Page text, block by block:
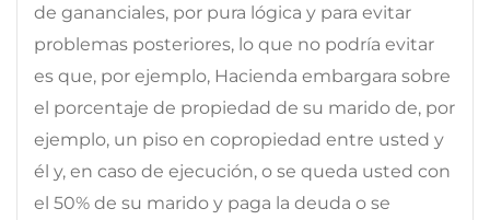
de gananciales, por pura lógica y para evitar
problemas posteriores, lo que no podría evitar
es que, por ejemplo, Hacienda embargara sobre
el porcentaje de propiedad de su marido de, por
ejemplo, un piso en copropiedad entre usted y
él y, en caso de ejecución, o se queda usted con
el 50% de su marido y paga la deuda o se